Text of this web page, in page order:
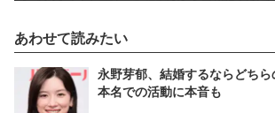
あわせて読みたい
永野芽郁、結婚するならどち
本名での活動に本音も